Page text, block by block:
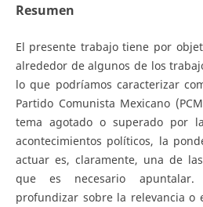
Resumen
El presente trabajo tiene por
alrededor de algunos de los
lo que podríamos caracterizar
Partido Comunista Mexicano
tema agotado o superado por
acontecimientos políticos, la
actuar es, claramente, una de
que es necesario apuntalar.
profundizar sobre la relevancia